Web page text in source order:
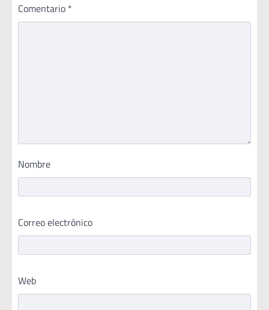
Comentario *
Nombre
Correo electrónico
Web